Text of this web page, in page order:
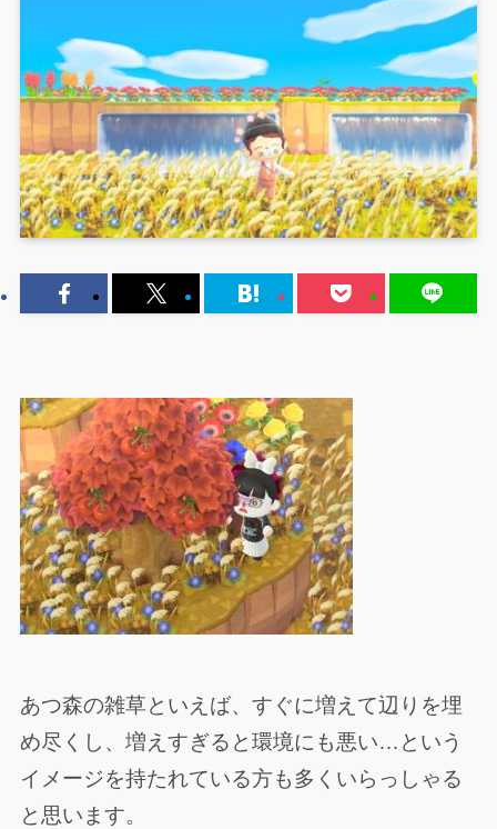
あつ森の雑草といえば、すぐに増えて辺りを埋
め尽くし、増えすぎると環境にも悪い…という
イメージを持たれている方も多くいらっしゃる
と思います。